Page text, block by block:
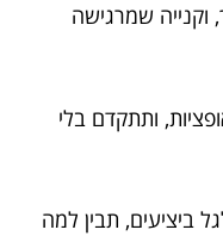
וקנייה שמרגישה
ותתקדם בלי
ביציעים, תבין למה